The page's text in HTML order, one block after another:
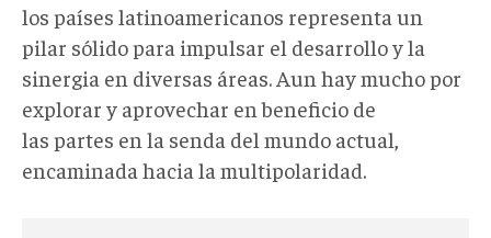
los países latinoamericanos representa un
pilar sólido para impulsar el desarrollo y la
sinergia en diversas áreas. Aun hay mucho por
explorar y aprovechar en beneficio de
las partes en la senda del mundo actual,
encaminada hacia la multipolaridad.